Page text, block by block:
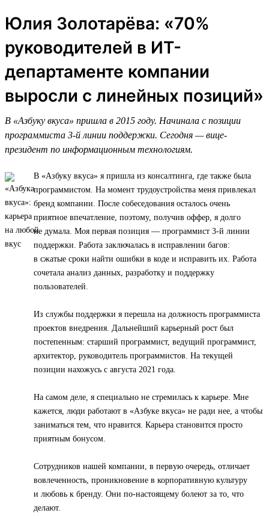
Юлия Золотарёва: «70%
руководителей в ИТ-
департаменте компании
выросли с линейных позиций»
В «Азбуку вкуса» пришла в 2015 году. Начинала с позиции
программиста 3-й линии поддержки. Сегодня — вице-
президент по информационным технологиям.
В «Азбуку вкуса» я пришла из консалтинга, где также была
программистом. На момент трудоустройства меня привлекал
бренд компании. После собеседования осталось очень
приятное впечатление, поэтому, получив оффер, я долго
не думала. Моя первая позиция — программист 3-й линии
поддержки. Работа заключалась в исправлении багов:
в сжатые сроки найти ошибки в коде и исправить их. Работа
сочетала анализ данных, разработку и поддержку
пользователей.
Из службы поддержки я перешла на должность программиста
проектов внедрения. Дальнейший карьерный рост был
постепенным: старший программист, ведущий программист,
архитектор, руководитель программистов. На текущей
позиции нахожусь с августа 2021 года.
На самом деле, я специально не стремилась к карьере. Мне
кажется, люди работают в «Азбуке вкуса» не ради нее, а чтобы
заниматься тем, что нравится. Карьера становится просто
приятным бонусом.
Сотрудников нашей компании, в первую очередь, отличает
вовлеченность, проникновение в корпоративную культуру
и любовь к бренду. Они по-настоящему болеют за то, что
делают.